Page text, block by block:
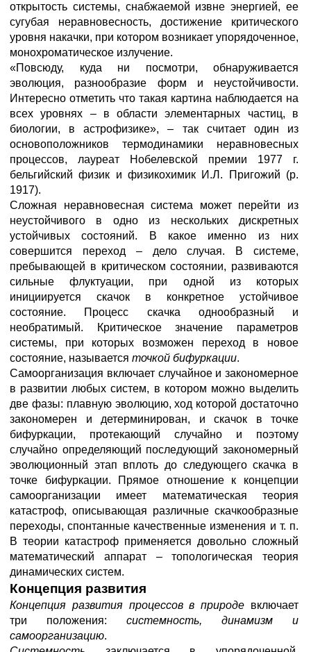
открытость системы, снабжаемой извне энергией, ее
сугубая неравновесность, достижение критического
уровня накачки, при котором возникает упорядоченное,
монохроматическое излучение.
«Повсюду, куда ни посмотри, обнаруживается
эволюция, разнообразие форм и неустойчивости.
Интересно отметить что такая картина наблюдается на
всех уровнях – в области элементарных частиц, в
биологии, в астрофизике», – так считает один из
основоположников термодинамики неравновесных
процессов, лауреат Нобелевской премии 1977 г.
бельгийский физик и физикохимик И.Л. Пригожий (р.
1917).
Сложная неравновесная система может перейти из
неустойчивого в одно из нескольких дискретных
устойчивых состояний. В какое именно из них
совершится переход – дело случая. В системе,
пребывающей в критическом состоянии, развиваются
сильные флуктуации, при одной из которых
инициируется скачок в конкретное устойчивое
состояние. Процесс скачка однообразный и
необратимый. Критическое значение параметров
системы, при которых возможен переход в новое
состояние, называется точкой бифуркации.
Самоорганизация включает случайное и закономерное
в развитии любых систем, в котором можно выделить
две фазы: плавную эволюцию, ход которой достаточно
закономерен и детерминирован, и скачок в точке
бифуркации, протекающий случайно и поэтому
случайно определяющий последующий закономерный
эволюционный этап вплоть до следующего скачка в
точке бифуркации. Прямое отношение к концепции
самоорганизации имеет математическая теория
катастроф, описывающая различные скачкообразные
переходы, спонтанные качественные изменения и т. п.
В теории катастроф применяется довольно сложный
математический аппарат – топологическая теория
динамических систем.
Концепция развития
Концепция развития процессов в природе включает
три положения: системность, динамизм и
самоорганизацию.